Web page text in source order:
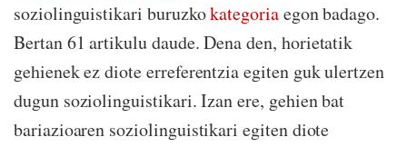
soziolinguistikari buruzkokategoriaegon badago.
Bertan 61 artikulu daude. Dena den, horietatik
gehienek ez diote erreferentzia egiten guk ulertzen
dugun soziolinguistikari. Izan ere, gehien bat
bariazioaren soziolinguistikari egiten diote